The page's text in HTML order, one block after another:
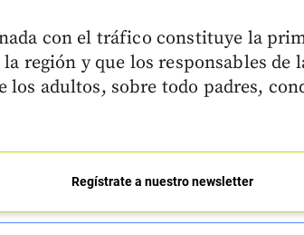
con el tráfico constituye la
región y que los responsables de
los adultos, sobre todo padres,
Regístrate a nuestro newsletter